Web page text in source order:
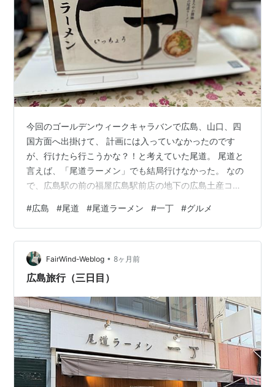
今回のゴールデンウィークキャラバンで広島、山口、四
国方面へ出掛けて、 計画には入っていなかったのです
が、行けたら行こうかな？！と考えていた尾道。 尾道と
言えば、「尾道ラーメン」でも結局行けなかった。 なの
で、広島駅の前の福屋広島駅前店の地下の広島土産コー
ーメン 一丁」この「一丁」は２０２２年のＧＷキャラバ
ンの時に、 訪問した、福山市にある尾道ラーメンのお
店。 その時のブログはこちら！ jun-
hawaii.hatenablog.com かなりの行列のお店で人気があ
り、美味しかったですね。 たまたま訪問した広島駅前の
#広島 #尾道 #尾道ラーメン #一丁 #グルメ
FairWind-Weblog • 8ヶ月前
広島旅行（三日目）